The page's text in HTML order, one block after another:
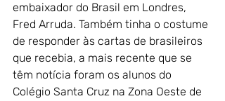
embaixador do Brasil em Londres,
Fred Arruda. Também tinha o costume
de responder às cartas de brasileiros
que recebia, a mais recente que se
têm notícia foram os alunos do
Colégio Santa Cruz na Zona Oeste de